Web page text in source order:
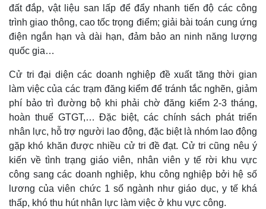
Kinh tế
Bất động sản
Thị trường
Tỷ giá
Chứng khoán
Giá cà phê
đất đắp, vật liệu san lấp để đẩy nhanh tiến độ các công
trình giao thông, cao tốc trọng điểm; giải bài toán cung ứng
điện ngắn hạn và dài hạn, đảm bảo an ninh năng lượng
quốc gia…
Cử tri đại diện các doanh nghiệp đề xuất tăng thời gian
làm việc của các trạm đăng kiểm để tránh tắc nghẽn, giảm
phí bảo trì đường bộ khi phải chờ đăng kiểm 2-3 tháng,
hoàn thuế GTGT,… Đặc biệt, các chính sách phát triển
nhân lực, hỗ trợ người lao động, đặc biệt là nhóm lao động
gặp khó khăn được nhiều cử tri đề đạt. Cử tri cũng nêu ý
kiến về tình trạng giáo viên, nhân viên y tế rời khu vực
công sang các doanh nghiệp, khu công nghiệp bởi hệ số
lương của viên chức 1 số ngành như giáo dục, y tế khá
thấp, khó thu hút nhân lực làm việc ở khu vực công.